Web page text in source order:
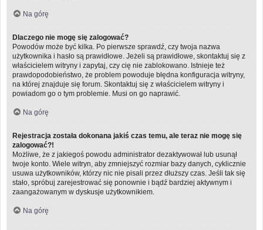
Na górę
Dlaczego nie mogę się zalogować?
Powodów może być kilka. Po pierwsze sprawdź, czy twoja nazwa
użytkownika i hasło są prawidłowe. Jeżeli są prawidłowe, skontaktuj się z
właścicielem witryny i zapytaj, czy cię nie zablokowano. Istnieje też
prawdopodobieństwo, że problem powoduje błędna konfiguracja witryny,
na której znajduje się forum. Skontaktuj się z właścicielem witryny i
powiadom go o tym problemie. Musi on go naprawić.
Na górę
Rejestracja została dokonana jakiś czas temu, ale teraz nie mogę się
zalogować?!
Możliwe, że z jakiegoś powodu administrator dezaktywował lub usunął
twoje konto. Wiele witryn, aby zmniejszyć rozmiar bazy danych, cyklicznie
usuwa użytkowników, którzy nic nie pisali przez dłuższy czas. Jeśli tak się
stało, spróbuj zarejestrować się ponownie i bądź bardziej aktywnym i
zaangażowanym w dyskusje użytkownikiem.
Na górę